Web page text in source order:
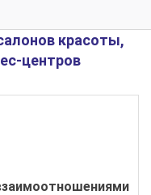
красоты,
центров